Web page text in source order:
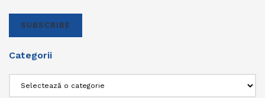
SUBSCRIBE
Categorii